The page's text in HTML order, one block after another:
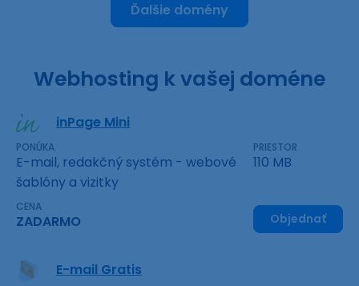
Ďalšie domény
Webhosting k vašej doméne
inPage Mini
PONÚKA
E-mail, redakčný systém - webové
šablóny a vizitky
PRIESTOR
110 MB
CENA
ZADARMO Objednať
E-mail Gratis